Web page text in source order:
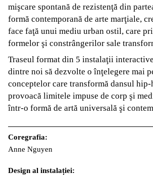
mişcare spontană de rezistenţă din
formă contemporană de arte marţiale,
face faţă unui mediu urban ostil, care
formelor şi constrângerilor sale
Traseul format din 5 instalaţii
dintre noi să dezvolte o înţelegere mai
conceptelor care transformă dansul hip-
provoacă limitele impuse de corp şi
într-o formă de artă universală şi
Coregrafia:
Anne Nguyen
Design al instalației: